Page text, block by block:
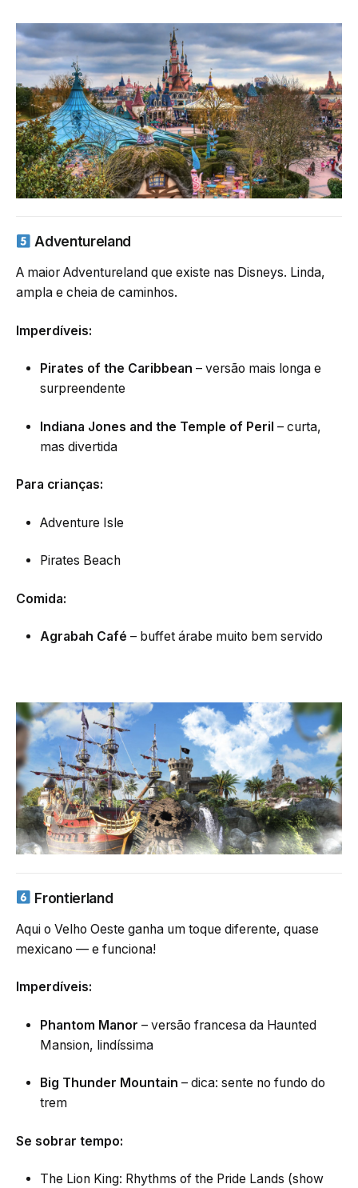
Adventureland
A maior Adventureland que existe nas Disneys. Linda,
ampla e cheia de caminhos.
Imperdíveis:
Pirates of the Caribbean – versão mais longa e
surpreendente
Indiana Jones and the Temple of Peril – curta,
mas divertida
Para crianças:
Adventure Isle
Pirates Beach
Comida:
Agrabah Café – buffet árabe muito bem servido
Frontierland
Aqui o Velho Oeste ganha um toque diferente, quase
mexicano — e funciona!
Imperdíveis:
Phantom Manor – versão francesa da Haunted
Mansion, lindíssima
Big Thunder Mountain – dica: sente no fundo do
trem
Se sobrar tempo:
The Lion King: Rhythms of the Pride Lands (show